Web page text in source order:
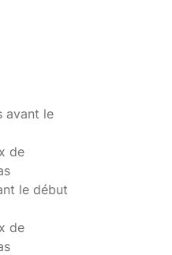
avant le
de
le début
de